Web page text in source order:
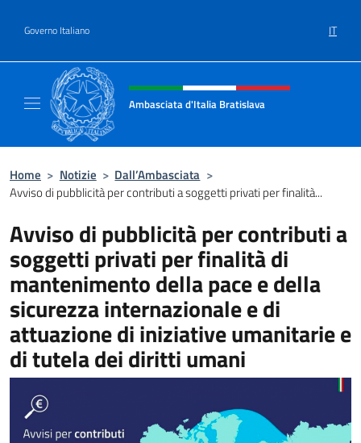
Governo Italiano IT
Intestazione sito, social e menù
Ambasciata d'Italia Bratislava
Home > Notizie > Dall’Ambasciata >
Avviso di pubblicità per contributi a soggetti privati per finalità...
Avviso di pubblicità per contributi a
soggetti privati per finalità di
mantenimento della pace e della
sicurezza internazionale e di
attuazione di iniziative umanitarie e
di tutela dei diritti umani